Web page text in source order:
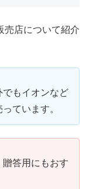
売店について紹介
でもイオンなど
ています。
答用にもおす